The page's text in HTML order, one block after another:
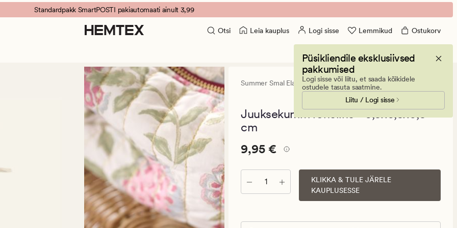
Standardpakk SmartPOSTI pakiautomaati ainult 3,99
Otsi Leia kauplus Logi sisse Lemmikud Ostukorv
Püsikliendile eksklusiivsed
pakkumised
Logi sisse või liitu, et saada kõikidele
ostudele tasuta saatmine.
Liitu / Logi sisse
Summer Smal Elastic- 3 pack
arvustust
0
Juuksekumm roheline - 6,5x6,5x0,5
cm
Pris_ee
9,95
€.
Vanlig
pris_ee
Pris_ee 9,95 €
9,95 €
Kogus
KLIKKA & TULE JÄRELE
KAUPLUSESSE